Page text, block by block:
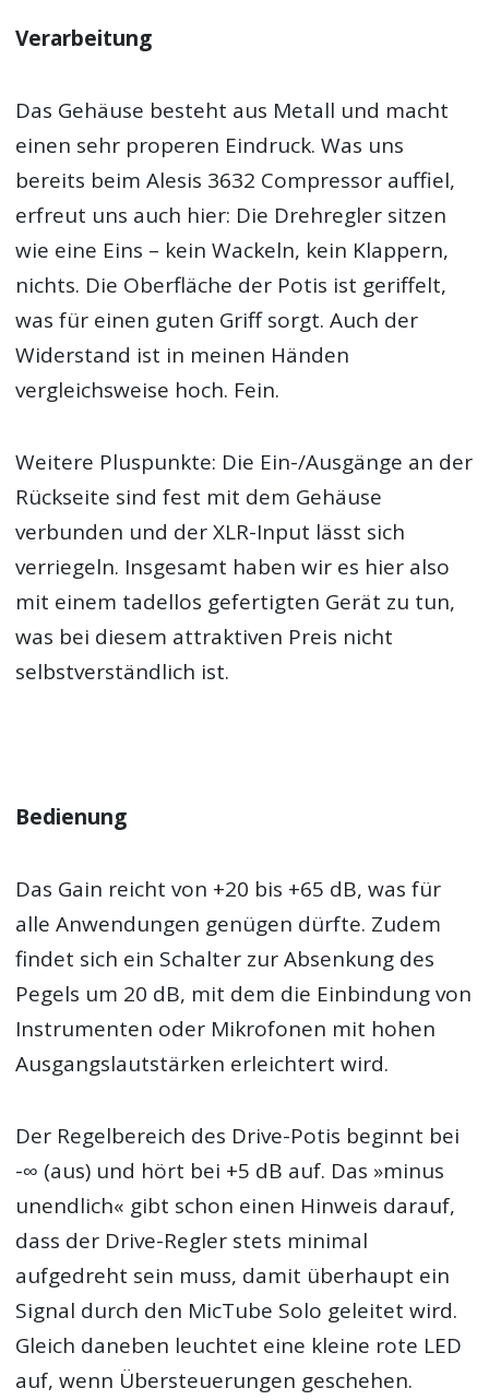
Verarbeitung
Das Gehäuse besteht aus Metall und macht
einen sehr properen Eindruck. Was uns
bereits beim Alesis 3632 Compressor auffiel,
erfreut uns auch hier: Die Drehregler sitzen
wie eine Eins – kein Wackeln, kein Klappern,
nichts. Die Oberfläche der Potis ist geriffelt,
was für einen guten Griff sorgt. Auch der
Widerstand ist in meinen Händen
vergleichsweise hoch. Fein.
Weitere Pluspunkte: Die Ein-/Ausgänge an der
Rückseite sind fest mit dem Gehäuse
verbunden und der XLR-Input lässt sich
verriegeln. Insgesamt haben wir es hier also
mit einem tadellos gefertigten Gerät zu tun,
was bei diesem attraktiven Preis nicht
selbstverständlich ist.
Bedienung
Das Gain reicht von +20 bis +65 dB, was für
alle Anwendungen genügen dürfte. Zudem
findet sich ein Schalter zur Absenkung des
Pegels um 20 dB, mit dem die Einbindung von
Instrumenten oder Mikrofonen mit hohen
Ausgangslautstärken erleichtert wird.
Der Regelbereich des Drive-Potis beginnt bei
-∞ (aus) und hört bei +5 dB auf. Das »minus
unendlich« gibt schon einen Hinweis darauf,
dass der Drive-Regler stets minimal
aufgedreht sein muss, damit überhaupt ein
Signal durch den MicTube Solo geleitet wird.
Gleich daneben leuchtet eine kleine rote LED
auf, wenn Übersteuerungen geschehen.